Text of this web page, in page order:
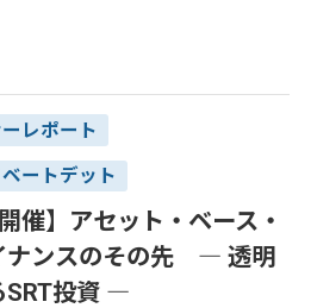
レポート
ートデット
開催】アセット・ベース・
ナンスのその先 ― 透明
SRT投資 ―